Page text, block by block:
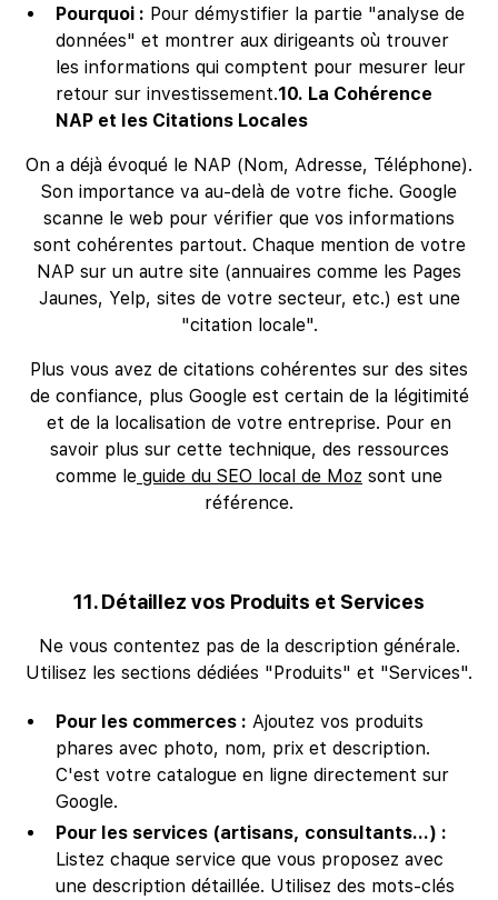
Pourquoi : Pour démystifier la partie "analyse de
données" et montrer aux dirigeants où trouver
les informations qui comptent pour mesurer leur
retour sur investissement.10. La Cohérence
NAP et les Citations Locales
On a déjà évoqué le NAP (Nom, Adresse, Téléphone).
Son importance va au-delà de votre fiche. Google
scanne le web pour vérifier que vos informations
sont cohérentes partout. Chaque mention de votre
NAP sur un autre site (annuaires comme les Pages
Jaunes, Yelp, sites de votre secteur, etc.) est une
"citation locale".
Plus vous avez de citations cohérentes sur des sites
de confiance, plus Google est certain de la légitimité
et de la localisation de votre entreprise. Pour en
savoir plus sur cette technique, des ressources
comme le guide du SEO local de Moz sont une
référence.
11. Détaillez vos Produits et Services
Ne vous contentez pas de la description générale.
Utilisez les sections dédiées "Produits" et "Services".
Pour les commerces : Ajoutez vos produits
phares avec photo, nom, prix et description.
C'est votre catalogue en ligne directement sur
Google.
Pour les services (artisans, consultants...) :
Listez chaque service que vous proposez avec
une description détaillée. Utilisez des mots-clés